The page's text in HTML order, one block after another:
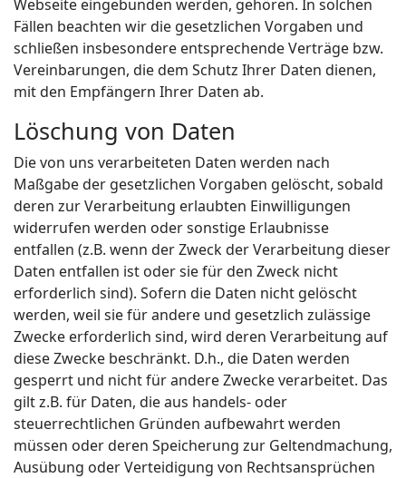
Webseite eingebunden werden, gehören. In solchen
Fällen beachten wir die gesetzlichen Vorgaben und
schließen insbesondere entsprechende Verträge bzw.
Vereinbarungen, die dem Schutz Ihrer Daten dienen,
mit den Empfängern Ihrer Daten ab.
Löschung von Daten
Die von uns verarbeiteten Daten werden nach
Maßgabe der gesetzlichen Vorgaben gelöscht, sobald
deren zur Verarbeitung erlaubten Einwilligungen
widerrufen werden oder sonstige Erlaubnisse
entfallen (z.B. wenn der Zweck der Verarbeitung dieser
Daten entfallen ist oder sie für den Zweck nicht
erforderlich sind). Sofern die Daten nicht gelöscht
werden, weil sie für andere und gesetzlich zulässige
Zwecke erforderlich sind, wird deren Verarbeitung auf
diese Zwecke beschränkt. D.h., die Daten werden
gesperrt und nicht für andere Zwecke verarbeitet. Das
gilt z.B. für Daten, die aus handels- oder
steuerrechtlichen Gründen aufbewahrt werden
müssen oder deren Speicherung zur Geltendmachung,
Ausübung oder Verteidigung von Rechtsansprüchen